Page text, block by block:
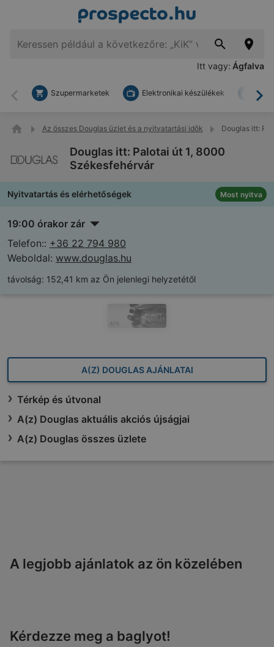
Itt vagy: Ágfalva
Vissza
Szupermarketek Elektronikai készülékek
Az összes Douglas üzlet és a nyitvatartási idők Douglas itt:
Douglas itt: Palotai út 1, 8000
Székesfehérvár
Nyitvatartás és elérhetőségek Most nyitva
19:00 órakor zár
Telefon:: +36 22 794 980
Weboldal: www.douglas.hu
távolság: 152,41 km az Ön jelenlegi helyzetétől
A(Z) DOUGLAS AJÁNLATAI
Térkép és útvonal
A(z) Douglas aktuális akciós újságjai
A(z) Douglas összes üzlete
A legjobb ajánlatok az ön közelében
Kérdezze meg a baglyot!